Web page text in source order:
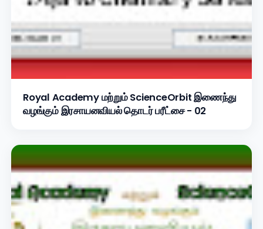
Royal Academy மற்றும் ScienceOrbit இணைந்து
வழங்கும் இரசாயனவியல் தொடர் பரீட்சை - 02